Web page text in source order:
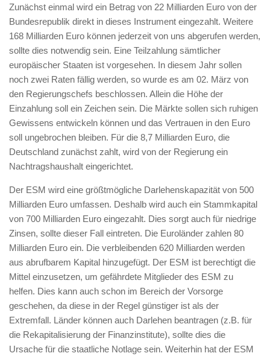
Zunächst einmal wird ein Betrag von 22 Milliarden Euro von der
Bundesrepublik direkt in dieses Instrument eingezahlt. Weitere
168 Milliarden Euro können jederzeit von uns abgerufen werden,
sollte dies notwendig sein. Eine Teilzahlung sämtlicher
europäischer Staaten ist vorgesehen. In diesem Jahr sollen
noch zwei Raten fällig werden, so wurde es am 02. März von
den Regierungschefs beschlossen. Allein die Höhe der
Einzahlung soll ein Zeichen sein. Die Märkte sollen sich ruhigen
Gewissens entwickeln können und das Vertrauen in den Euro
soll ungebrochen bleiben. Für die 8,7 Milliarden Euro, die
Deutschland zunächst zahlt, wird von der Regierung ein
Nachtragshaushalt eingerichtet.
Der ESM wird eine größtmögliche Darlehenskapazität von 500
Milliarden Euro umfassen. Deshalb wird auch ein Stammkapital
von 700 Milliarden Euro eingezahlt. Dies sorgt auch für niedrige
Zinsen, sollte dieser Fall eintreten. Die Euroländer zahlen 80
Milliarden Euro ein. Die verbleibenden 620 Milliarden werden
aus abrufbarem Kapital hinzugefügt. Der ESM ist berechtigt die
Mittel einzusetzen, um gefährdete Mitglieder des ESM zu
helfen. Dies kann auch schon im Bereich der Vorsorge
geschehen, da diese in der Regel günstiger ist als der
Extremfall. Länder können auch Darlehen beantragen (z.B. für
die Rekapitalisierung der Finanzinstitute), sollte dies die
Ursache für die staatliche Notlage sein. Weiterhin hat der ESM